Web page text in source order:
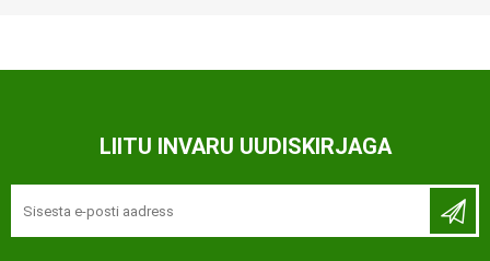
LIITU INVARU UUDISKIRJAGA